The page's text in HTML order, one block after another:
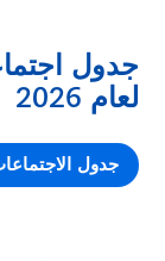
جدول
لعام 2026
جدول